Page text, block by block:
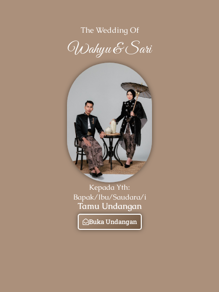
The Wedding Of
Wahyu & Sari
Kepada Yth:
Bapak/Ibu/Saudara/i
Tamu Undangan
Buka Undangan